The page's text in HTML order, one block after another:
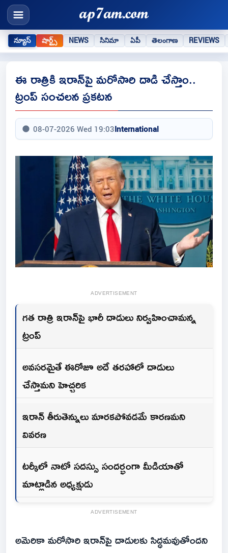
న్యూస్ షార్ట్స్ NEWS సినిమా ఏపీ తెలంగాణ REVIEWS
ఈ రాత్రికి ఇరాన్‌పై మరోసారి దాడి చేస్తాం..
ట్రంప్‌ సంచలన ప్రకటన
08-07-2026 Wed 19:03International
ADVERTISEMENT
గత రాత్రి ఇరాన్‌పై భారీ దాడులు నిర్వహించామన్న
ట్రంప్‌
అవసరమైతే ఈరోజూ అదే తరహాలో దాడులు
చేస్తామని హెచ్చరిక
ఇరాన్‌ తీరుతెన్నులు మారకపోవడమే కారణమని
వివరణ
టర్కీలో నాటో సదస్సు సందర్భంగా మీడియాతో
మాట్లాడిన అధ్యక్షుడు
ADVERTISEMENT
అమెరికా మరోసారి ఇరాన్‌పై దాడులకు సిద్ధమవుతోందని